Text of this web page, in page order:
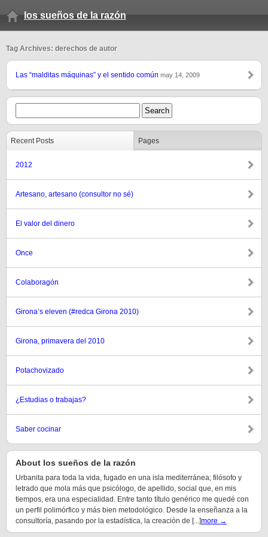
los sueños de la razón
Tag Archives: derechos de autor
Las “malditas máquinas” y el sentido común may 14, 2009
Recent Posts Pages
2012
Artesano, artesano (consultor no sé)
El valor del dinero
Once
Colaboragón
Girona’s eleven (#redca Girona 2010)
Girona, primavera del 2010
Potachovizado
¿Estudias o trabajas?
Saber cocinar
About los sueños de la razón
Urbanita para toda la vida, fugado en una isla mediterránea; filósofo y
letrado que mola más que psicólogo, de apellido, social que, en mis
tiempos, era una especialidad. Entre tanto título genérico me quedé con
un perfil polimórfico y más bien metodológico. Desde la enseñanza a la
consultoría, pasando por la estadística, la creación de [...]more →